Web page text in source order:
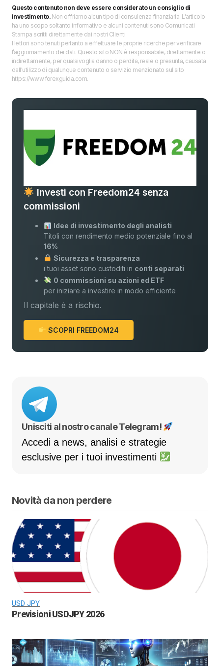
Questo contenuto non deve essere considerato un consiglio di
investimento.Non offriamo alcun tipo di consulenza finanziaria. L’articolo
ha uno scopo soltanto informativo e alcuni contenuti sono Comunicati
Stampa scritti direttamente dai nostri Clienti.
I lettori sono tenuti pertanto a effettuare le proprie ricerche per verificare
l’aggiornamento dei dati. Questo sito NON è responsabile, direttamente o
indirettamente, per qualsivoglia danno o perdita, reale o presunta, causata
dall'utilizzo di qualunque contenuto o servizio menzionato sul sito
https://www.forexguida.com.
Investi con Freedom24 senza
commissioni
Idee di investimento degli analisti
Titoli con rendimento medio potenziale fino al
16%
Sicurezza e trasparenza
i tuoi asset sono custoditi in conti separati
0 commissioni su azioni ed ETF
per iniziare a investire in modo efficiente
Il capitale è a rischio.
SCOPRI FREEDOM24
Unisciti al nostro canale Telegram!
Accedi a news, analisi e strategie
esclusive per i tuoi investimenti
Novità da non perdere
USD JPY
Previsioni USDJPY 2026